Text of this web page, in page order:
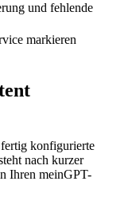
und fehlende
markieren
konfigurierte
nach kurzer
Ihren meinGPT-